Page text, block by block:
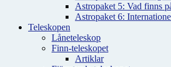
Astropaket 5: Vad finns
Astropaket 6:
Teleskopen
Låneteleskop
Finn-teleskopet
Artiklar